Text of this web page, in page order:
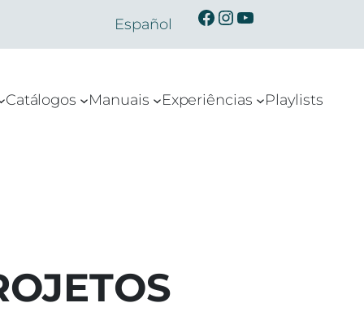
Catálogos Manuais Experiências Playlists
Español Ibermusicas no Facebook
Ibermusicas no Instagram
Ibermusicas no Youtube